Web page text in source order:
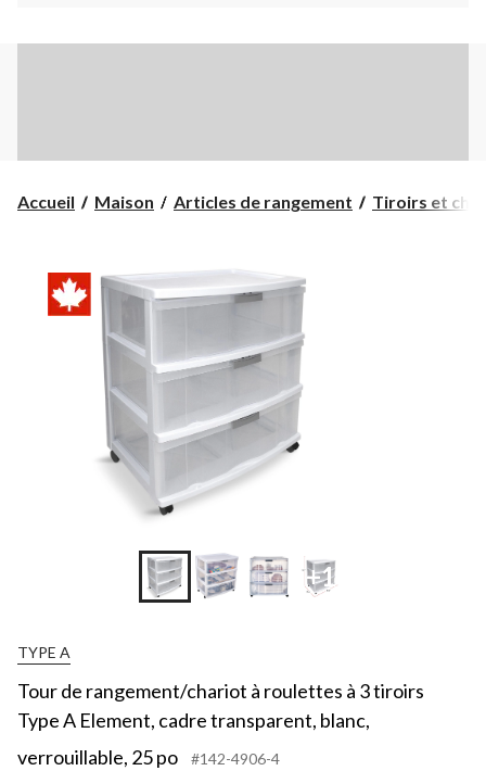
Accueil Maison Articles de rangement Tiroirs et
+1
TYPE A
Tour de rangement/chariot à roulettes à 3 tiroirs
Type A Element, cadre transparent, blanc,
verrouillable, 25 po
#142-4906-4